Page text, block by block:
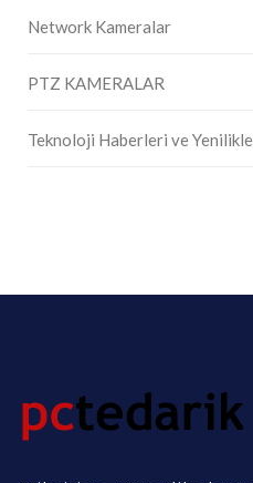
Network Kameralar
PTZ KAMERALAR
Teknoloji Haberleri ve